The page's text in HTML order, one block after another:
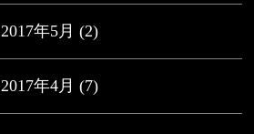
2017年5月 (2)
2017年4月 (7)